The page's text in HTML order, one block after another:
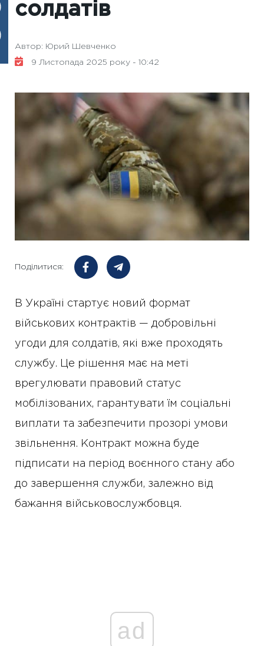
солдатів
Автор: Юрий Шевченко
9 Листопада 2025 року - 10:42
Поділитися:
В Україні стартує новий формат
військових контрактів — добровільні
угоди для солдатів, які вже проходять
службу. Це рішення має на меті
врегулювати правовий статус
мобілізованих, гарантувати їм соціальні
виплати та забезпечити прозорі умови
звільнення. Контракт можна буде
підписати на період воєнного стану або
до завершення служби, залежно від
бажання військовослужбовця.
ad